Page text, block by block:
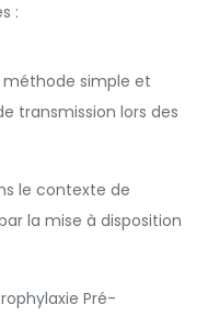
:
simple et
transmission lors des
le contexte de
la mise à disposition
Pré-